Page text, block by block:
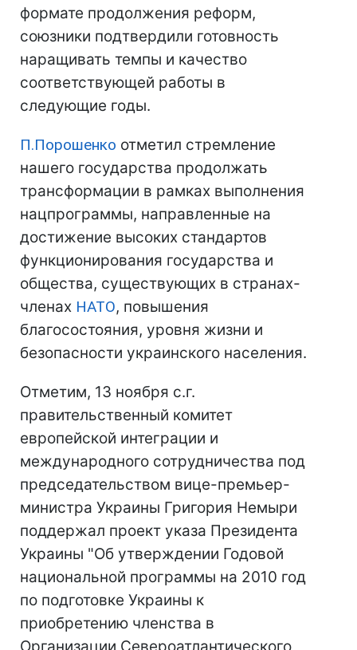
формате продолжения реформ,
союзники подтвердили готовность
наращивать темпы и качество
соответствующей работы в
следующие годы.
П.Порошенко отметил стремление
нашего государства продолжать
трансформации в рамках выполнения
нацпрограммы, направленные на
достижение высоких стандартов
функционирования государства и
общества, существующих в странах-
членах НАТО, повышения
благосостояния, уровня жизни и
безопасности украинского населения.
Отметим, 13 ноября с.г.
правительственный комитет
европейской интеграции и
международного сотрудничества под
председательством вице-премьер-
министра Украины Григория Немыри
поддержал проект указа Президента
Украины "Об утверждении Годовой
национальной программы на 2010 год
по подготовке Украины к
приобретению членства в